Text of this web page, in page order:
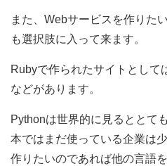
また、Webサービスを作りた
も選択肢に入って来ます。
Rubyで作られたサイトとして
などがあります。
Pythonは世界的に見るととて
本ではまだ使っている企業は
作りたいのであれば他の言語